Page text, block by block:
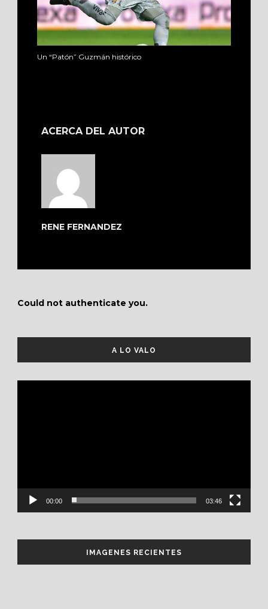
Un “Patón” Guzmán histórico
ACERCA DEL AUTOR
RENE FERNANDEZ
Could not authenticate you.
A LO VALO
00:00 03:46
IMAGENES RECIENTES